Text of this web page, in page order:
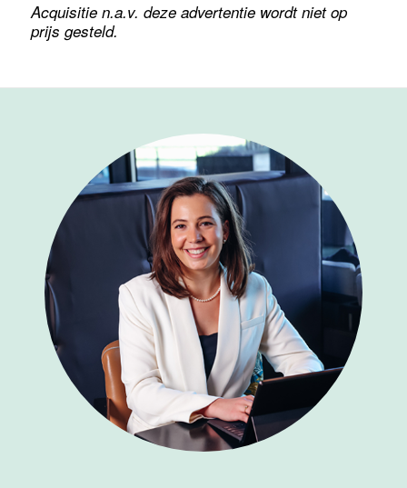
Acquisitie n.a.v. deze advertentie wordt niet op
prijs gesteld.